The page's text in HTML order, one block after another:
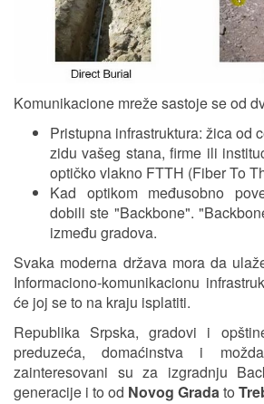
Komunikacione mreže sastoje se od
Pristupna infrastruktura: žica od
zidu vašeg stana, firme ili
optičko vlakno FTTH (Fiber To
Kad optikom međusobno
dobili ste "Backbone".
između gradova.
Svaka moderna država mora da
Informaciono-komunikacionu
će joj se to na kraju isplatiti.
Republika Srpska, gradovi i
preduzeća, domaćinstva i
zainteresovani su za izgradnju
generacije i to od Novog Gradato